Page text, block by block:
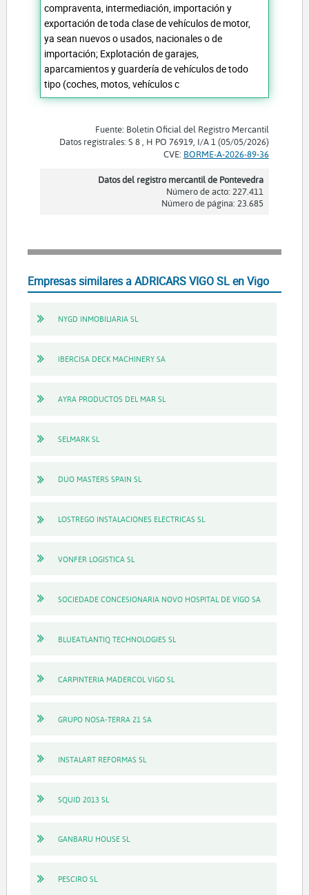
compraventa, intermediación, importación y
exportación de toda clase de vehículos de motor,
ya sean nuevos o usados, nacionales o de
importación; Explotación de garajes,
aparcamientos y guardería de vehículos de todo
tipo (coches, motos, vehículos c
Fuente: Boletín Oficial del Registro Mercantil
Datos registrales: S 8 , H PO 76919, I/A 1 (05/05/2026)
CVE: BORME-A-2026-89-36
Datos del registro mercantil de Pontevedra
Número de acto: 227.411
Número de página: 23.685
Empresas similares a ADRICARS VIGO SL en Vigo
NYGD INMOBILIARIA SL
IBERCISA DECK MACHINERY SA
AYRA PRODUCTOS DEL MAR SL
SELMARK SL
DUO MASTERS SPAIN SL
LOSTREGO INSTALACIONES ELECTRICAS SL
VONFER LOGISTICA SL
SOCIEDADE CONCESIONARIA NOVO HOSPITAL DE VIGO SA
BLUEATLANTIQ TECHNOLOGIES SL
CARPINTERIA MADERCOL VIGO SL
GRUPO NOSA-TERRA 21 SA
INSTALART REFORMAS SL
SQUID 2013 SL
GANBARU HOUSE SL
PESCIRO SL